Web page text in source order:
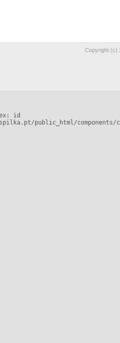
Copyright (c)
id
public_html/